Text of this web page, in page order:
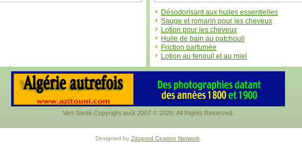
Désodorisant aux huiles essentielles
Sauge et romarin pour les cheveux
Lotion pour les cheveux
Huile de bain au patchouli
Friction parfumée
Lotion au fenouil et au miel
Vert Santé Copyright août 2007 © 2026. All Rights Reserved.
Designed by Zitoprod Ceation Network.